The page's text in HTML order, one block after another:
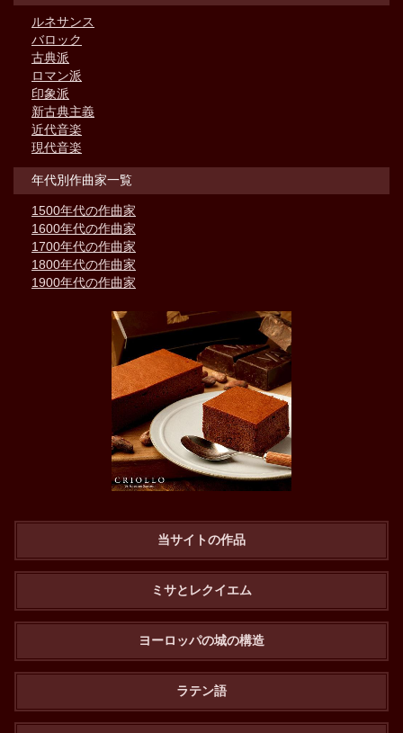
ルネサンス
バロック
古典派
ロマン派
印象派
新古典主義
近代音楽
現代音楽
年代別作曲家一覧
1500年代の作曲家
1600年代の作曲家
1700年代の作曲家
1800年代の作曲家
1900年代の作曲家
当サイトの作品
ミサとレクイエム
ヨーロッパの城の構造
ラテン語